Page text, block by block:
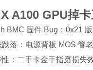
A100 GPU掉
BMC 固件 Bug：0x21 版
落：电源背板 MOS 管
：二手卡金手指磨损失